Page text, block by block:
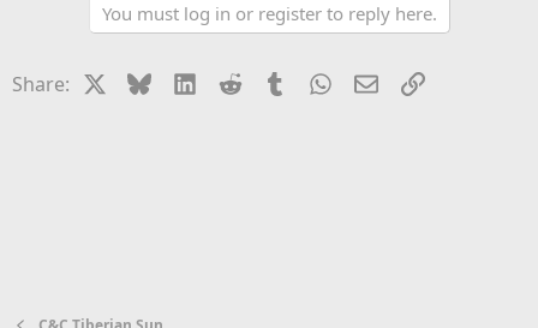
You must log in or register to reply here.
Share: BlueskyLinkedIn
Reddit TumblrWhatsApp
EmailLink